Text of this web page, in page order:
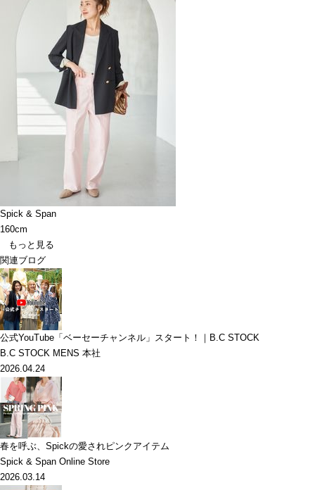
Spick & Span
160cm
もっと見る
関連ブログ
公式YouTube「ベーセーチャンネル」スタート！｜B.C STOCK
B.C STOCK MENS 本社
2026.04.24
春を呼ぶ、Spickの愛されピンクアイテム
Spick & Span Online Store
2026.03.14